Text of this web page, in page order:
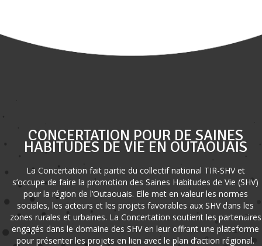
CONCERTATION POUR DE SAINES
HABITUDES DE VIE EN OUTAOUAIS
La Concertation fait partie du collectif national TIR-SHV et
s’occupe de faire la promotion des Saines Habitudes de Vie (SHV)
pour la région de l’Outaouais. Elle met en valeur les normes
sociales, les acteurs et les projets favorables aux SHV dans les
zones rurales et urbaines. La Concertation soutient les partenaires
engagés dans le domaine des SHV en leur offrant une plateforme
pour présenter les projets en lien avec le plan d’action régional.